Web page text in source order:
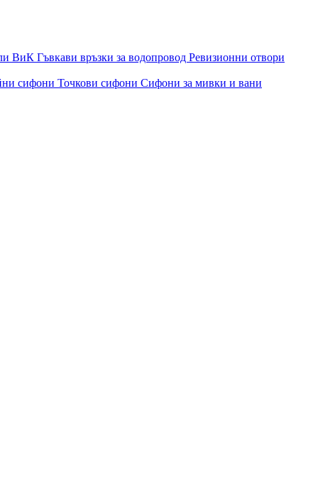
ВиК Гъвкави връзки за водопровод Ревизионни отвори
сифони Точкови сифони Сифони за мивки и вани